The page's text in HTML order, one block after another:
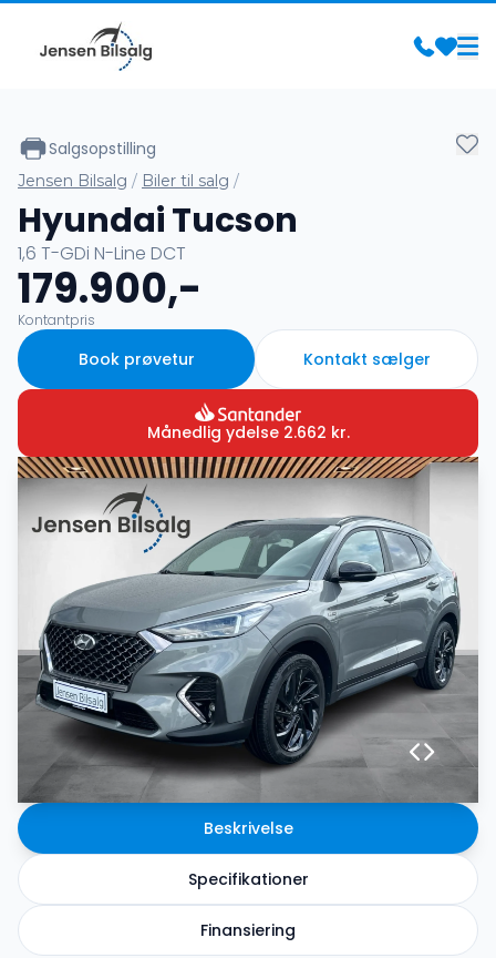
Specifikationer
Beskrivelse
Finansiering
Salgsopstilling
Jensen Bilsalg / Biler til salg /
Hyundai Tucson
1,6 T-GDi N-Line DCT
179.900,-
Kontantpris
Book prøvetur Kontakt sælger
Månedlig ydelse 2.662 kr.